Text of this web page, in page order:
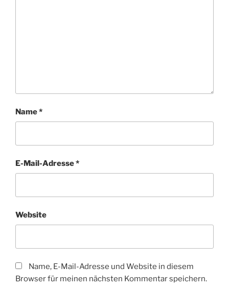
Name*
E-Mail-Adresse*
Website
Name, E-Mail-Adresse und Website in diesem
Browser für meinen nächsten Kommentar speichern.